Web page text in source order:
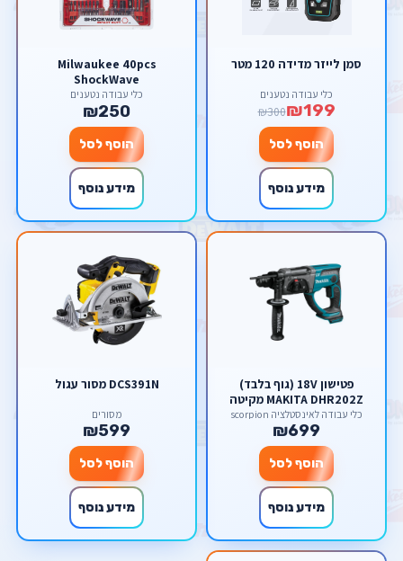
סמן לייזר מדידה 120 מטר
כלי עבודה נטענים
₪199
₪300
הוסף לסל
מידע נוסף
Milwaukee 40pcs
ShockWave
כלי עבודה נטענים
₪250
הוסף לסל
מידע נוסף
פטישון 18V (גוף בלבד)
MAKITA DHR202Z מקיטה
כלי עבודה לאינסטלציה scorpion
₪699
הוסף לסל
מידע נוסף
DCS391N מסור עגול
מסורים
₪599
הוסף לסל
מידע נוסף